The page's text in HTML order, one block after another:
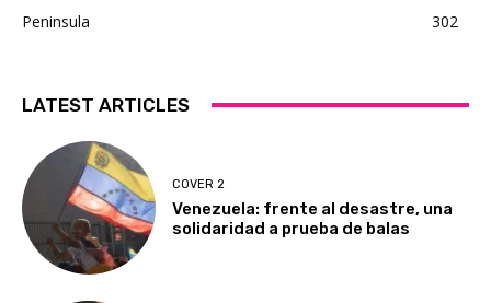
Peninsula
302
LATEST ARTICLES
COVER 2
Venezuela: frente al desastre, una
solidaridad a prueba de balas